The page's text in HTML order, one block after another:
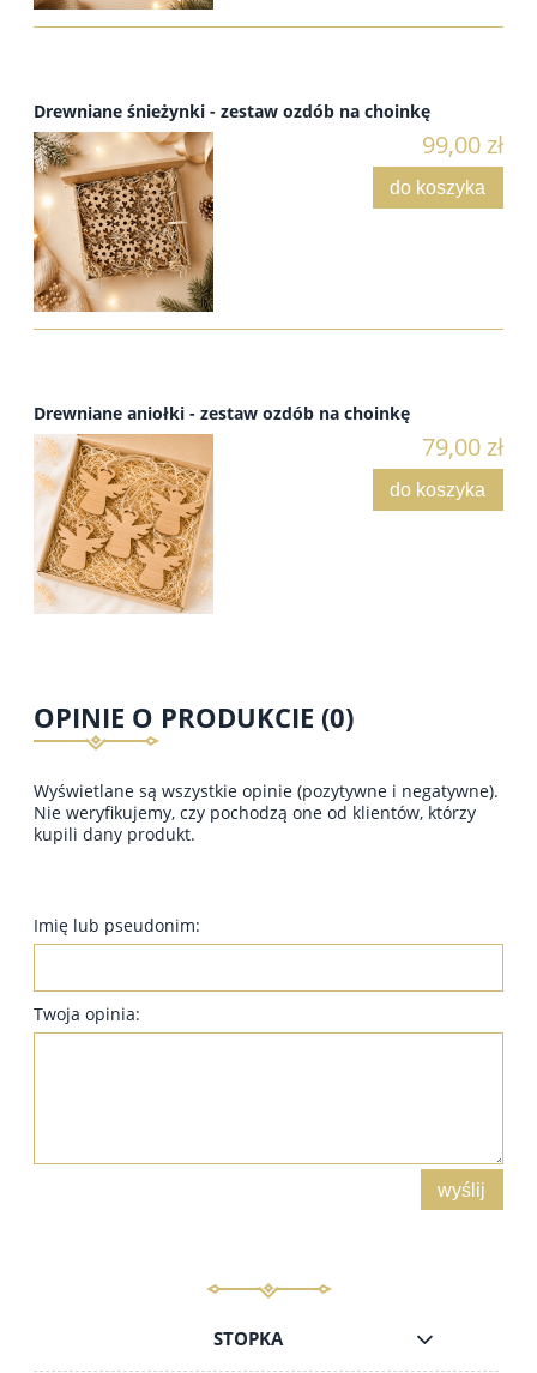
Drewniane śnieżynki - zestaw ozdób na choinkę
99,00 zł
do koszyka
Drewniane aniołki - zestaw ozdób na choinkę
79,00 zł
do koszyka
OPINIE O PRODUKCIE (0)
Wyświetlane są wszystkie opinie (pozytywne i negatywne).
Nie weryfikujemy, czy pochodzą one od klientów, którzy
kupili dany produkt.
Imię lub pseudonim:
Twoja opinia:
wyślij
STOPKA